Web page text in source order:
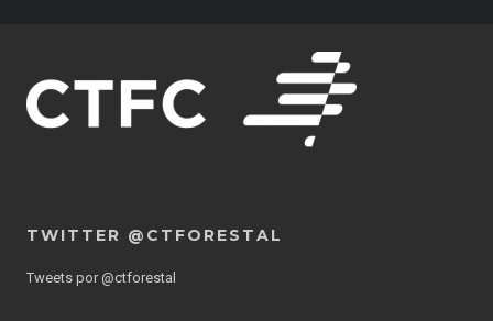
TWITTER @CTFORESTAL
Tweets por @ctforestal